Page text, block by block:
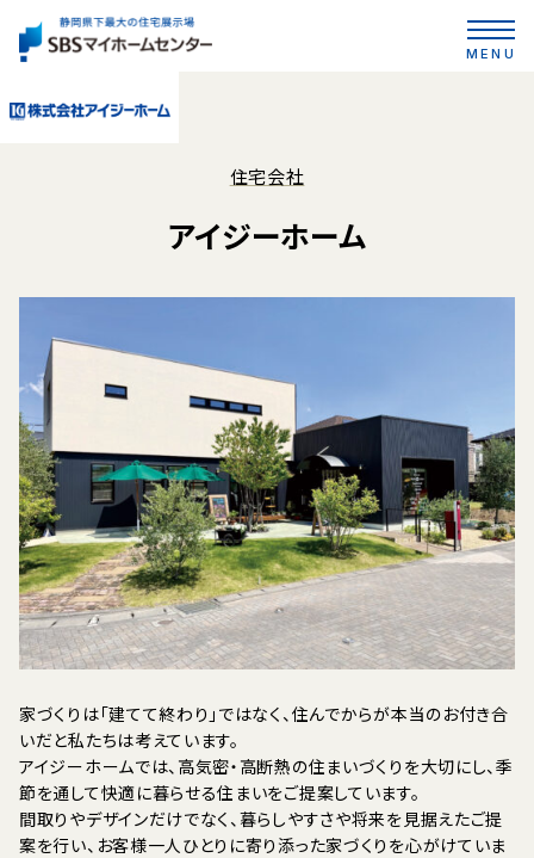
MENU
住宅会社
アイジーホーム
家づくりは「建てて終わり」ではなく、住んでからが本当のお付き合
いだと私たちは考えています。
アイジーホームでは、高気密・高断熱の住まいづくりを大切にし、季
節を通して快適に暮らせる住まいをご提案しています。
間取りやデザインだけでなく、暮らしやすさや将来を見据えたご提
案を行い、お客様一人ひとりに寄り添った家づくりを心がけていま